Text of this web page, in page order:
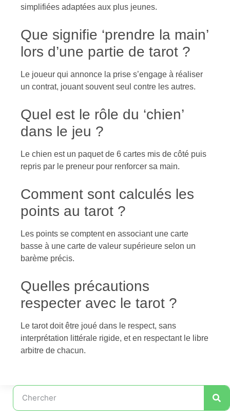
simplifiées adaptées aux plus jeunes.
Que signifie ‘prendre la main’
lors d’une partie de tarot ?
Le joueur qui annonce la prise s’engage à réaliser
un contrat, jouant souvent seul contre les autres.
Quel est le rôle du ‘chien’
dans le jeu ?
Le chien est un paquet de 6 cartes mis de côté puis
repris par le preneur pour renforcer sa main.
Comment sont calculés les
points au tarot ?
Les points se comptent en associant une carte
basse à une carte de valeur supérieure selon un
barème précis.
Quelles précautions
respecter avec le tarot ?
Le tarot doit être joué dans le respect, sans
interprétation littérale rigide, et en respectant le libre
arbitre de chacun.